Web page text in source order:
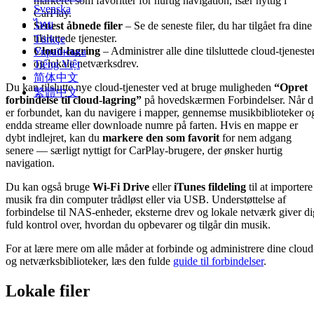
Svenska
ไทย
Türkçe
Українська
Tiếng Việt
简体中文
繁體中文
CarPlay.
Senest åbnede filer – Se de seneste filer, du har tilgået fra dine
tilsluttede tjenester.
Cloud-lagring – Administrer alle dine tilsluttede cloud-
og lokale netværksdrev.
Du kan tilslutte nye cloud-tjenester ved at bruge muligheden “Opret
forbindelse til cloud-lagring” på hovedskærmen Forbindelser. Når
er forbundet, kan du navigere i mapper, gennemse musikbiblioteker
endda streame eller downloade numre på farten. Hvis en mappe er
dybt indlejret, kan du markere den som favorit for nem adgang
senere — særligt nyttigt for CarPlay-brugere, der ønsker hurtig
navigation.
Du kan også bruge Wi-Fi Drive elleriTunes fildeling til at importere
musik fra din computer trådløst eller via USB. Understøttelse af
forbindelse til NAS-enheder, eksterne drev og lokale netværk giver
fuld kontrol over, hvordan du opbevarer og tilgår din musik.
For at lære mere om alle måder at forbinde og administrere dine
og netværksbiblioteker, læs den fulde guide til forbindelser.
Lokale filer